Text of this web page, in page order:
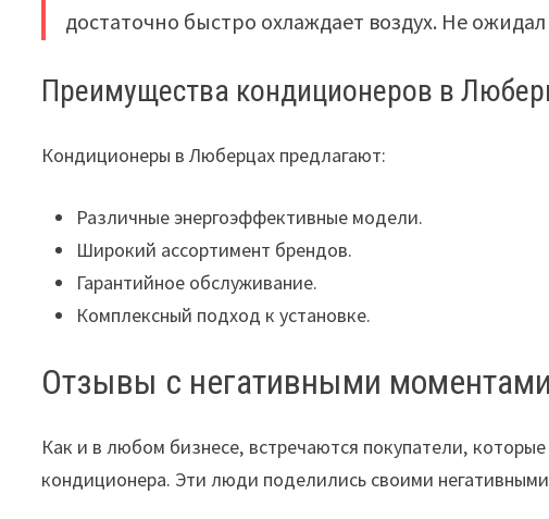
достаточно быстро охлаждает воздух. Не
Преимущества кондиционеров в
Кондиционеры в Люберцах предлагают:
Различные энергоэффективные модели.
Широкий ассортимент брендов.
Гарантийное обслуживание.
Комплексный подход к установке.
Отзывы с негативными моментами
Как и в любом бизнесе‚ встречаются покупатели‚
кондиционера. Эти люди поделились своими